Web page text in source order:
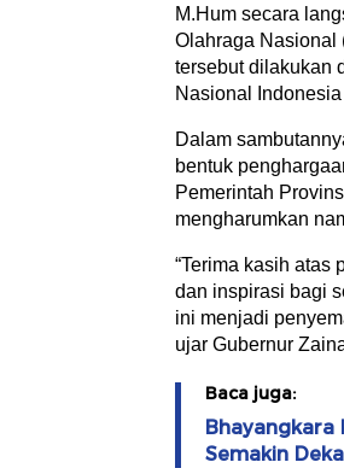
M.Hum secara
Olahraga Nasional
tersebut dilakukan
Nasional
Dalam
bentuk
Pemerintah
mengharumkan
“Terima kasih atas
dan inspirasi bagi
ini menjadi
ujar Gubernur
Baca juga:
Bhayangkara
Semakin